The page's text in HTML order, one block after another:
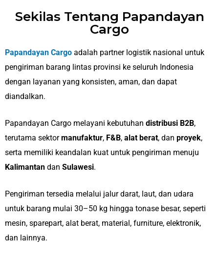
Sekilas Tentang Papandayan
Cargo
Papandayan Cargo adalah partner logistik nasional untuk
pengiriman barang lintas provinsi ke seluruh Indonesia
dengan layanan yang konsisten, aman, dan dapat
diandalkan.
Papandayan Cargo melayani kebutuhan distribusi B2B,
terutama sektormanufaktur, F&B, alat berat, dan proyek,
serta memiliki keandalan kuat untuk pengiriman menuju
Kalimantan dan Sulawesi.
Pengiriman tersedia melalui jalur darat, laut, dan udara
untuk barang mulai 30–50 kg hingga tonase besar, seperti
mesin, sparepart, alat berat, material, furniture, elektronik,
dan lainnya.